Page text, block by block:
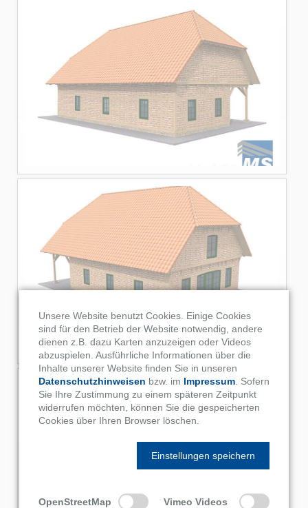
Unsere Website benutzt Cookies. Einige Cookies
sind für den Betrieb der Website notwendig, andere
dienen z.B. dazu Karten anzuzeigen oder Videos
abzuspielen. Ausführliche Informationen über die
Inhalte unserer Website finden Sie in unseren
Datenschutzhinweisen bzw. im Impressum . Sofern
Sie Ihre Zustimmung zu einem späteren Zeitpunkt
widerrufen möchten, können Sie die gespeicherten
Cookies über Ihren Browser löschen.
Einstellungen speichern
OpenStreetMap Vimeo Videos